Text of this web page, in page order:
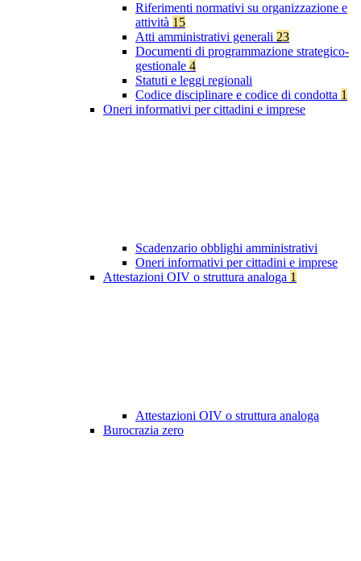
Riferimenti normativi su organizzazione e
attività 15
Atti amministrativi generali 23
Documenti di programmazione strategico-
gestionale 4
Statuti e leggi regionali
Codice disciplinare e codice di condotta 1
Oneri informativi per cittadini e imprese
Scadenzario obblighi amministrativi
Oneri informativi per cittadini e imprese
Attestazioni OIV o struttura analoga 1
Attestazioni OIV o struttura analoga
Burocrazia zero